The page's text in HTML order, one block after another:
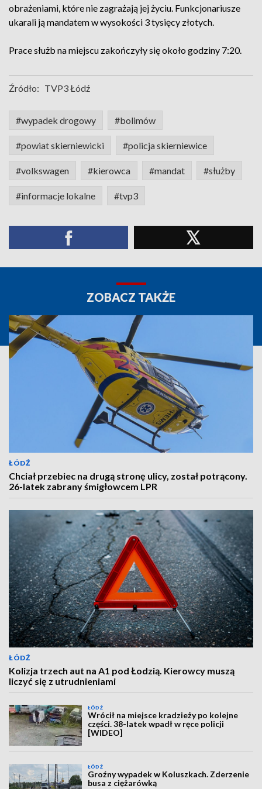
obrażeniami, które nie zagrażają jej życiu. Funkcjonariusze
ukarali ją mandatem w wysokości 3 tysięcy złotych.
Prace służb na miejscu zakończyły się około godziny 7:20.
Źródło: TVP3 Łódź
#wypadek drogowy #bolimów
#powiat skierniewicki #policja skierniewice
#volkswagen #kierowca #mandat #służby
#informacje lokalne #tvp3
ZOBACZ TAKŻE
ŁÓDŹ
Chciał przebiec na drugą stronę ulicy, został potrącony.
26-latek zabrany śmigłowcem LPR
ŁÓDŹ
Kolizja trzech aut na A1 pod Łodzią. Kierowcy muszą
liczyć się z utrudnieniami
ŁÓDŹ
Wrócił na miejsce kradzieży po kolejne
części. 38-latek wpadł w ręce policji
[WIDEO]
ŁÓDŹ
Groźny wypadek w Koluszkach. Zderzenie
busa z ciężarówką